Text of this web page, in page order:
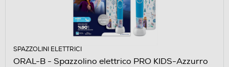
SPAZZOLINI ELETTRICI
ORAL-B - Spazzolino elettrico PRO KIDS-Azzurro